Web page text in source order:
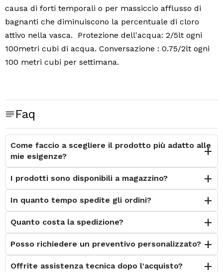
causa di forti temporali o per massiccio afflusso di
bagnanti che diminuiscono la percentuale di cloro
attivo nella vasca. Protezione dell'acqua: 2/5lt ogni
100metri cubi di acqua. Conversazione : 0.75/2lt ogni
100 metri cubi per settimana.
Faq
Come faccio a scegliere il prodotto più adatto alle
mie esigenze?
I prodotti sono disponibili a magazzino?
In quanto tempo spedite gli ordini?
Quanto costa la spedizione?
Posso richiedere un preventivo personalizzato?
Offrite assistenza tecnica dopo l'acquisto?